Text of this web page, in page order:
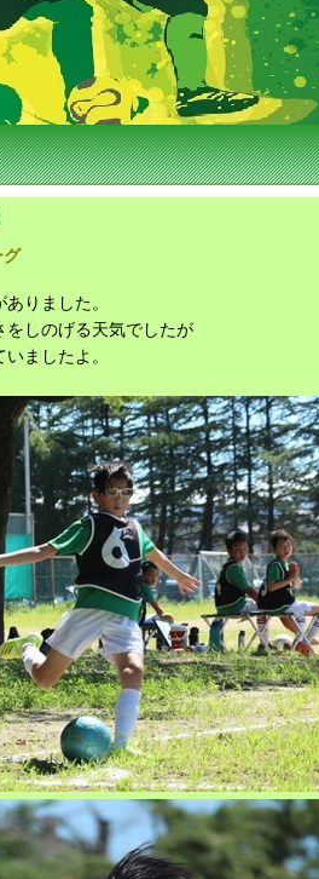
グ
りました。
をしのげる天気でしたが
ましたよ。